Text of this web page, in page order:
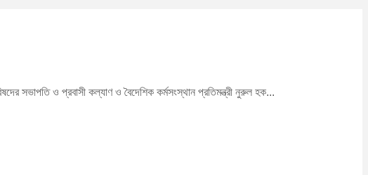
সভাপতি ও প্রবাসী কল্যাণ ও বৈদেশিক কর্মসংস্থান প্রতিমন্ত্রী নুরুল হক...